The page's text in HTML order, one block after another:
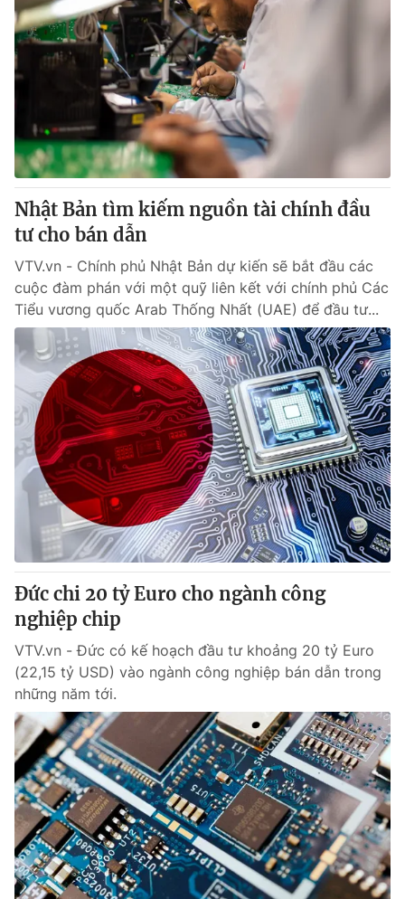
Giải sao mai
Làm đẹp
Chất lượng cuộc sống
Tuyển sinh
Học trực tuyến
Công nghệ
Hitech Công nghệ tương lai
Thị trường
Tư vấn
Giao lưu trực tuyến
Lịch phát sóng
Chuyên mục khác
Emagazine
Photo Infographic
Video Shorts video
VTV Money VTV Thể thao
VTV Sức khoẻ Bất động sản
Thị trường 24h Tấm lòng Việt
VTV4 Vươn mình bằng AI
VTV9 VTV8
Liên hệ tòa soạn English
THỜI BÁO VTV
Theo dõi báo trên
Cơ quan chủ quản:Đài Truyền hình Việt Nam
Nhật Bản tìm kiếm nguồn tài chính đầu
tư cho bán dẫn
VTV.vn - Chính phủ Nhật Bản dự kiến sẽ bắt đầu các
cuộc đàm phán với một quỹ liên kết với chính phủ Các
Tiểu vương quốc Arab Thống Nhất (UAE) để đầu tư...
Đức chi 20 tỷ Euro cho ngành công
nghiệp chip
VTV.vn - Đức có kế hoạch đầu tư khoảng 20 tỷ Euro
(22,15 tỷ USD) vào ngành công nghiệp bán dẫn trong
những năm tới.